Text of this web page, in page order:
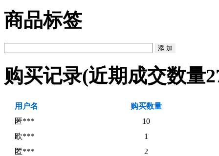
商品标签
购买记录(近期成交数量
用户名
购买数量
匿***
10
欧***
1
匿***
2